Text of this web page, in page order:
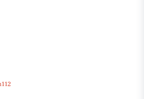
Update lanceret